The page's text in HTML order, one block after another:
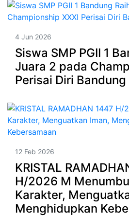
4 Jun 2026
Siswa SMP PGII 1
Juara 2 pada
Perisai Diri
12 Feb 2026
KRISTAL
H/2026 M
Karakter,
Menghidupkan